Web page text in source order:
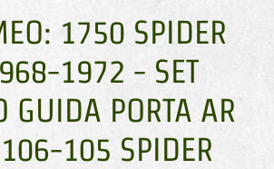
1750 SPIDER
1972 - SET
GUIDA PORTA AR
105 SPIDER